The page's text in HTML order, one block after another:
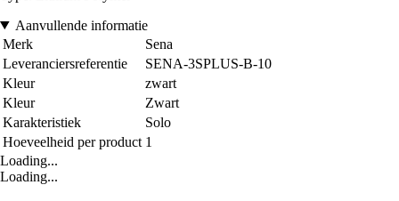
Aanvullende informatie
Merk
Sena
Leveranciersreferentie
SENA-3SPLUS-B-10
Kleur
zwart
Kleur
Zwart
Karakteristiek
Solo
Hoeveelheid per product 1
Loading...
Loading...